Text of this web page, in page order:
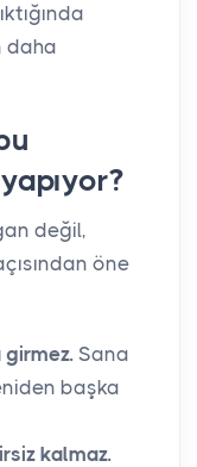
daha
değil,
öne
girmez. Sana
başka
kalmaz.